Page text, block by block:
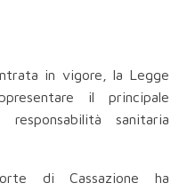
in vigore, la Legge
il principale
sanitaria
di Cassazione ha